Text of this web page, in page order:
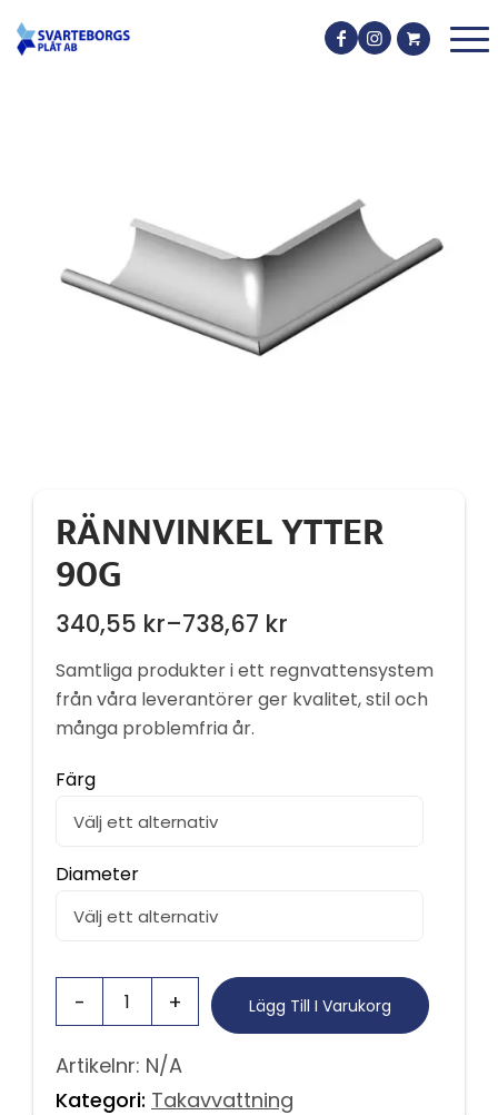
RÄNNVINKEL YTTER
90G
340,55 kr–738,67 kr
Prisintervall:
340,55 kr
till
738,67 kr
Samtliga produkter i ett regnvattensystem
från våra leverantörer ger kvalitet, stil och
många problemfria år.
Färg
Diameter
Lägg Till I Varukorg
Artikelnr: N/A
Kategori: Takavvattning